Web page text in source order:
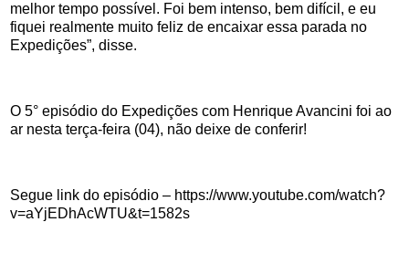
melhor tempo possível. Foi bem intenso, bem difícil, e eu
fiquei realmente muito feliz de encaixar essa parada no
Expedições”, disse.
O 5° episódio do Expedições com Henrique Avancini foi ao
ar nesta terça-feira (04), não deixe de conferir!
Segue link do episódio – https://www.youtube.com/watch?
v=aYjEDhAcWTU&t=1582s